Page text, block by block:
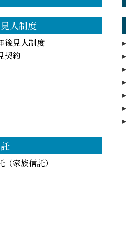
人制度
後見人制度
契約
（家族信託）